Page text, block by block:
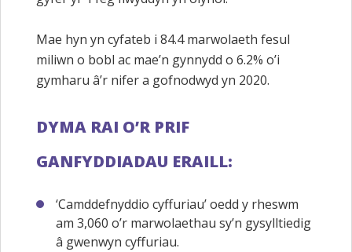
Mae hyn yn cyfateb i 84.4 marwolaeth fesul
miliwn o bobl ac mae’n gynnydd o 6.2% o’i
gymharu â’r nifer a gofnodwyd yn 2020.
DYMA RAI O’R PRIF
GANFYDDIADAU ERAILL:
‘Camddefnyddio cyffuriau’ oedd y rheswm
am 3,060 o’r marwolaethau sy’n gysylltiedig
â gwenwyn cyffuriau.